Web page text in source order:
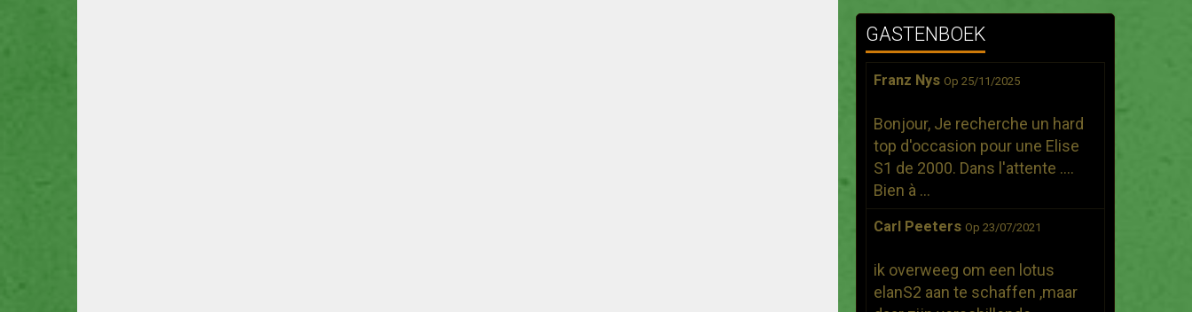
GASTENBOEK
Franz Nys Op 25/11/2025
Bonjour, Je recherche un hard
top d'occasion pour une Elise
S1 de 2000. Dans l'attente ....
Bien à ...
Carl Peeters Op 23/07/2021
ik overweeg om een lotus
elanS2 aan te schaffen ,maar